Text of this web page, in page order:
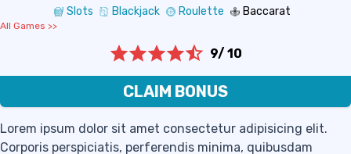
Slots
Blackjack Roulette Baccarat
All Games >>
9/ 10
CLAIM BONUS
Lorem ipsum dolor sit amet consectetur adipisicing elit.
Corporis perspiciatis, perferendis minima, quibusdam